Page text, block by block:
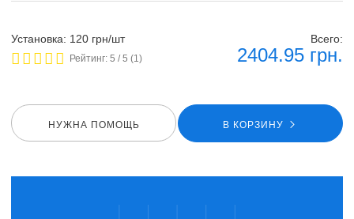
Установка: 120 грн/шт
Рейтинг:5 / 5 (1)
Всего:
2404.95грн.
НУЖНА ПОМОЩЬ В КОРЗИНУ